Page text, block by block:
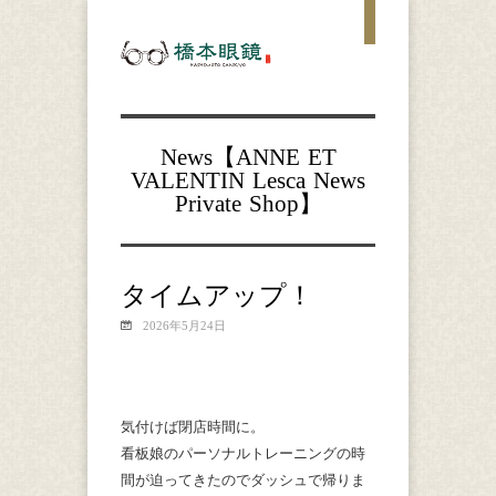
News【ANNE ET
VALENTIN Lesca News
Private Shop】
タイムアップ！
2026年5月24日
気付けば閉店時間に。
看板娘のパーソナルトレーニングの時
間が迫ってきたのでダッシュで帰りま